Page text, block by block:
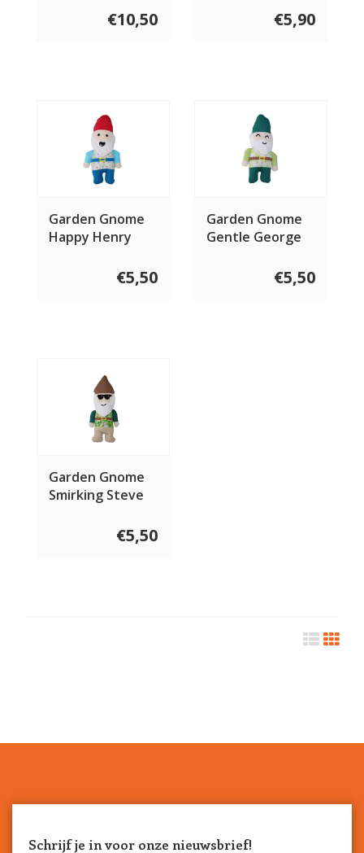
€10,50 €5,90
Garden Gnome
Happy Henry
€5,50
Garden Gnome
Gentle George
€5,50
Garden Gnome
Smirking Steve
€5,50
Schrijf je in voor onze nieuwsbrief!